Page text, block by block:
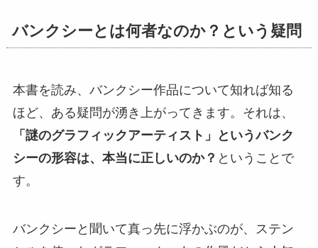
バンクシーとは何者なのか？という疑問
本書を読み、バンクシー作品について知れば知る
ほど、ある疑問が湧き上がってきます。それは、
「謎のグラフィックアーティスト」というバンク
シーの形容は、本当に正しいのか？ ということで
す。
バンクシーと聞いて真っ先に浮かぶのが、ステン